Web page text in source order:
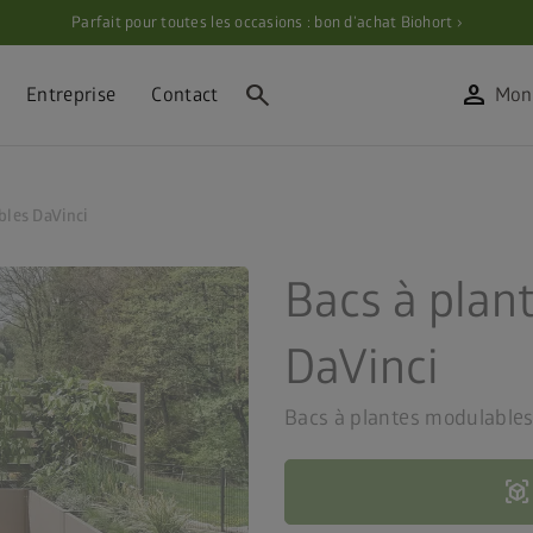
Parfait pour toutes les occasions : bon d’achat Biohort ›
Entreprise Contact search person
DaVinci
Bacs à
DaVinci
Bacs à plantes modulables
view_in_ar